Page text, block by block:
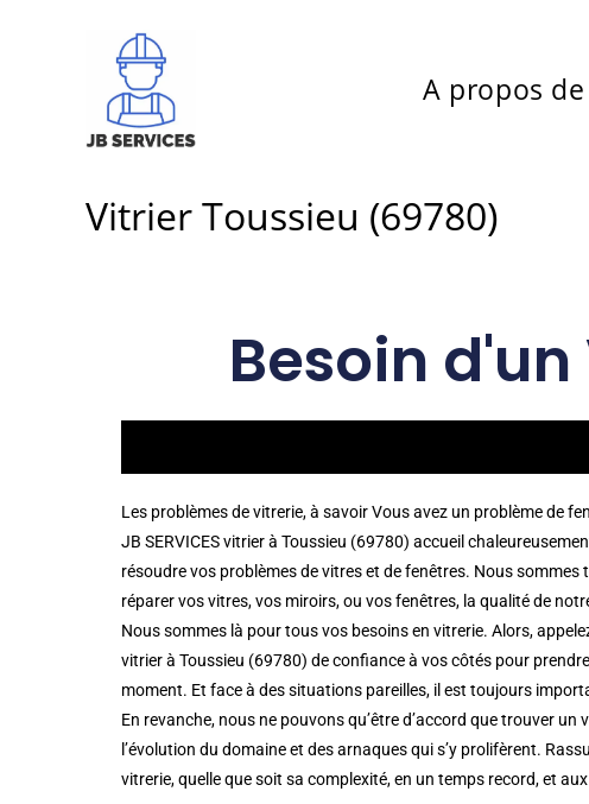
A propos
Vitrier Toussieu (69780)
Besoin
Les problèmes de vitrerie, à savoir Vous avez un problème de
JB SERVICES vitrier à Toussieu (69780) accueil
résoudre vos problèmes de vitres et de fenêtres. Nous
réparer vos vitres, vos miroirs, ou vos fenêtres, la qualité de
Nous sommes là pour tous vos besoins en vitrerie. Alors,
vitrier à Toussieu (69780) de confiance à vos côtés pour
moment. Et face à des situations pareilles, il est toujours
En revanche, nous ne pouvons qu’être d’accord que trouver
l’évolution du domaine et des arnaques qui s’y prolifèrent.
vitrerie, quelle que soit sa complexité, en un temps record, et